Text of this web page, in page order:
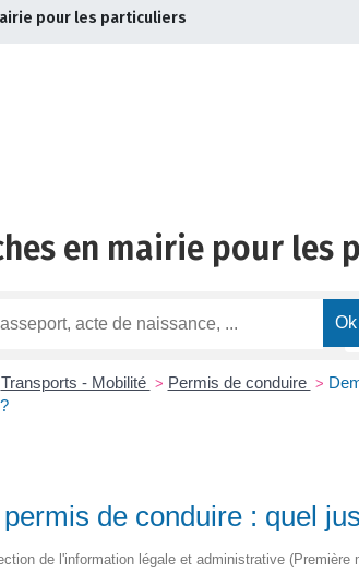
pour les particuliers
en mairie pour les
Transports - Mobilité > Permis de conduire >
de conduire : quel
de l'information légale et administrative (Première
du bourg |
médicale d’appui